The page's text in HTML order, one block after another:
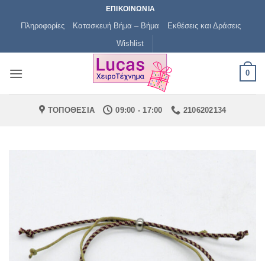
ΕΠΙΚΟΙΝΩΝΙΑ
Πληροφορίες Κατασκευή Βήμα – Βήμα
Εκθέσεις και Δράσεις
Wishlist
0
ΤΟΠΟΘΕΣΙΑ 09:00 - 17:00 2106202134